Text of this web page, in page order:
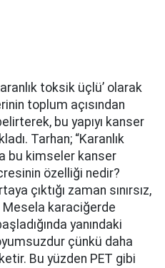
toksik üçlü’ olarak
toplum açısından
bu yapıyı kanser
Tarhan; “Karanlık
bu kimseler kanser
özelliği nedir?
çıktığı zaman sınırsız,
karaciğerde
yanındaki
çünkü daha
Bu yüzden PET gibi